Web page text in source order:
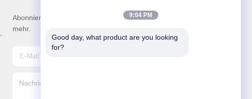
Abonnieren Sie unseren Newsletter für Rabatte und
mehr.
9:04 PM
Good day, what product are you looking
for?